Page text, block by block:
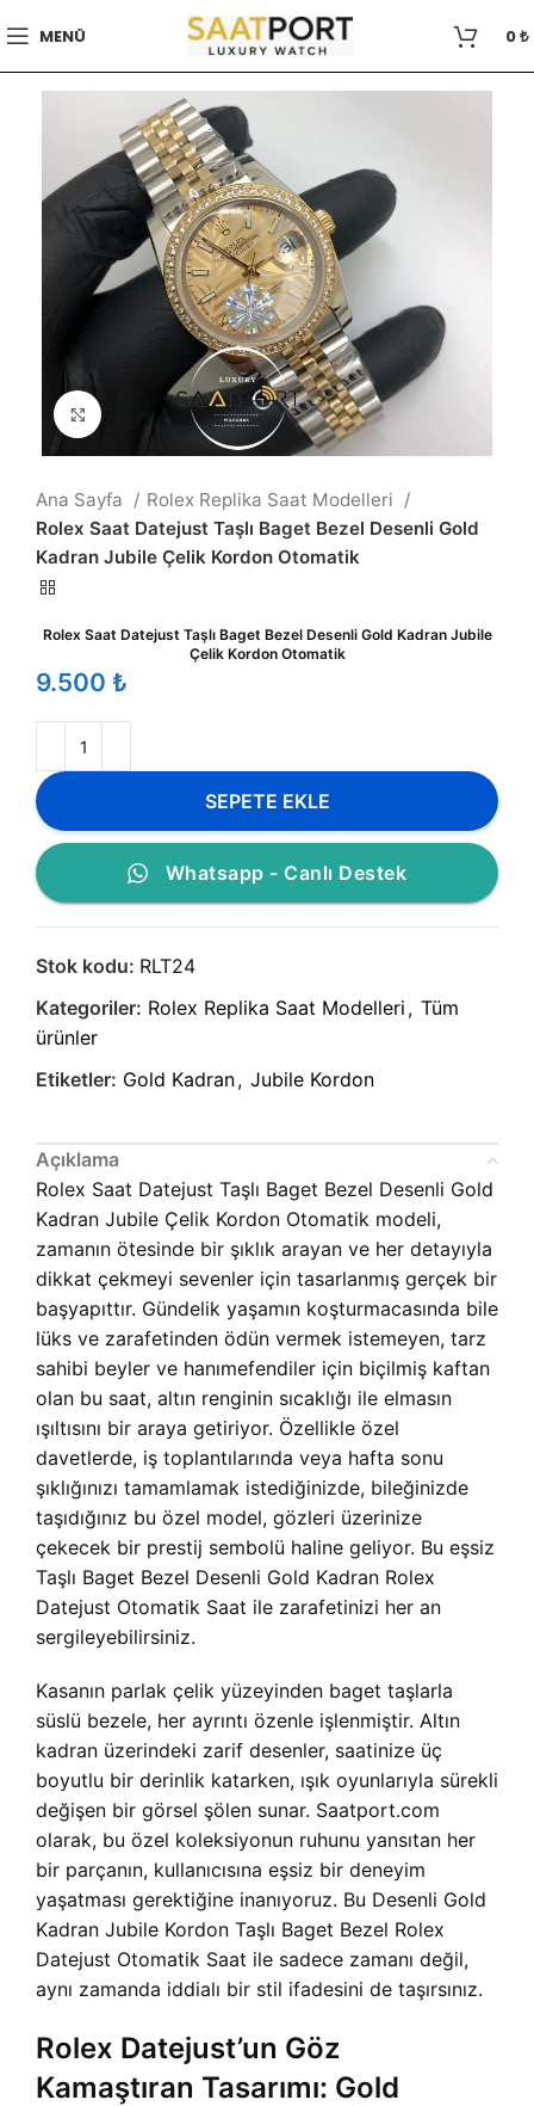
MENÜ 0₺
Büyütmek için tıklayın
Ana Sayfa
Rolex Replika Saat Modelleri
Rolex Saat Datejust Taşlı Baget Bezel Desenli Gold
Kadran Jubile Çelik Kordon Otomatik
Rolex Saat Datejust Taşlı Baget Bezel Desenli Gold Kadran Jubile
Çelik Kordon Otomatik
₺
SEPETE EKLE
Whatsapp - Canlı Destek
Stok kodu: RLT24
Kategoriler: Rolex Replika Saat Modelleri , Tüm
ürünler
Etiketler: Gold Kadran, Jubile Kordon
Açıklama
Rolex Saat Datejust Taşlı Baget Bezel Desenli Gold
Kadran Jubile Çelik Kordon Otomatik modeli,
zamanın ötesinde bir şıklık arayan ve her detayıyla
dikkat çekmeyi sevenler için tasarlanmış gerçek bir
başyapıttır. Gündelik yaşamın koşturmacasında bile
lüks ve zarafetinden ödün vermek istemeyen, tarz
sahibi beyler ve hanımefendiler için biçilmiş kaftan
olan bu saat, altın renginin sıcaklığı ile elmasın
ışıltısını bir araya getiriyor. Özellikle özel
davetlerde, iş toplantılarında veya hafta sonu
şıklığınızı tamamlamak istediğinizde, bileğinizde
taşıdığınız bu özel model, gözleri üzerinize
çekecek bir prestij sembolü haline geliyor. Bu eşsiz
Taşlı Baget Bezel Desenli Gold Kadran Rolex
Datejust Otomatik Saat ile zarafetinizi her an
sergileyebilirsiniz.
Kasanın parlak çelik yüzeyinden baget taşlarla
süslü bezele, her ayrıntı özenle işlenmiştir. Altın
kadran üzerindeki zarif desenler, saatinize üç
boyutlu bir derinlik katarken, ışık oyunlarıyla sürekli
değişen bir görsel şölen sunar. Saatport.com
olarak, bu özel koleksiyonun ruhunu yansıtan her
bir parçanın, kullanıcısına eşsiz bir deneyim
yaşatması gerektiğine inanıyoruz. Bu Desenli Gold
Kadran Jubile Kordon Taşlı Baget Bezel Rolex
Datejust Otomatik Saat ile sadece zamanı değil,
aynı zamanda iddialı bir stil ifadesini de taşırsınız.
Rolex Datejust’un Göz
Kamaştıran Tasarımı: Gold